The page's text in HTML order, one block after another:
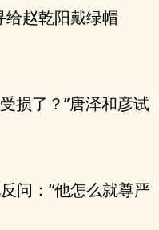
给赵乾阳戴绿帽
损了？”唐泽和彦试
问：“他怎么就尊严